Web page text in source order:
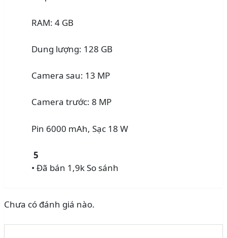
RAM: 4 GB
Dung lượng: 128 GB
Camera sau: 13 MP
Camera trước: 8 MP
Pin 6000 mAh, Sạc 18 W
5
• Đã bán 1,9kSo sánh
Chưa có đánh giá nào.